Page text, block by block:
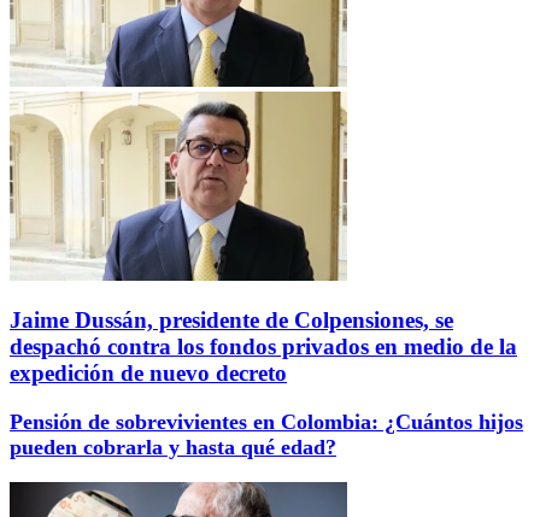
Jaime Dussán, presidente de Colpensiones, se
despachó contra los fondos privados en medio de la
expedición de nuevo decreto
Pensión de sobrevivientes en Colombia: ¿Cuántos hijos
pueden cobrarla y hasta qué edad?